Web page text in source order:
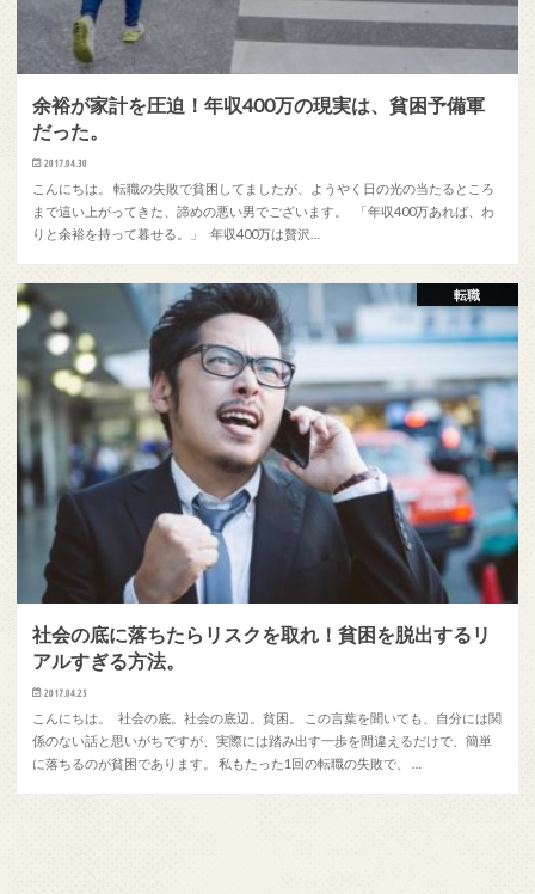
余裕が家計を圧迫！年収400万の現実は、貧困予備軍
だった。
2017.04.30
こんにちは。 転職の失敗で貧困してましたが、ようやく日の光の当たるところ
まで這い上がってきた、諦めの悪い男でございます。 「年収400万あれば、わ
りと余裕を持って暮せる。」 年収400万は贅沢…
転職
社会の底に落ちたらリスクを取れ！貧困を脱出するリ
アルすぎる方法。
2017.04.25
こんにちは。 社会の底。社会の底辺。貧困。 この言葉を聞いても、自分には関
係のない話と思いがちですが、実際には踏み出す一歩を間違えるだけで、簡単
に落ちるのが貧困であります。 私もたった1回の転職の失敗で、 …